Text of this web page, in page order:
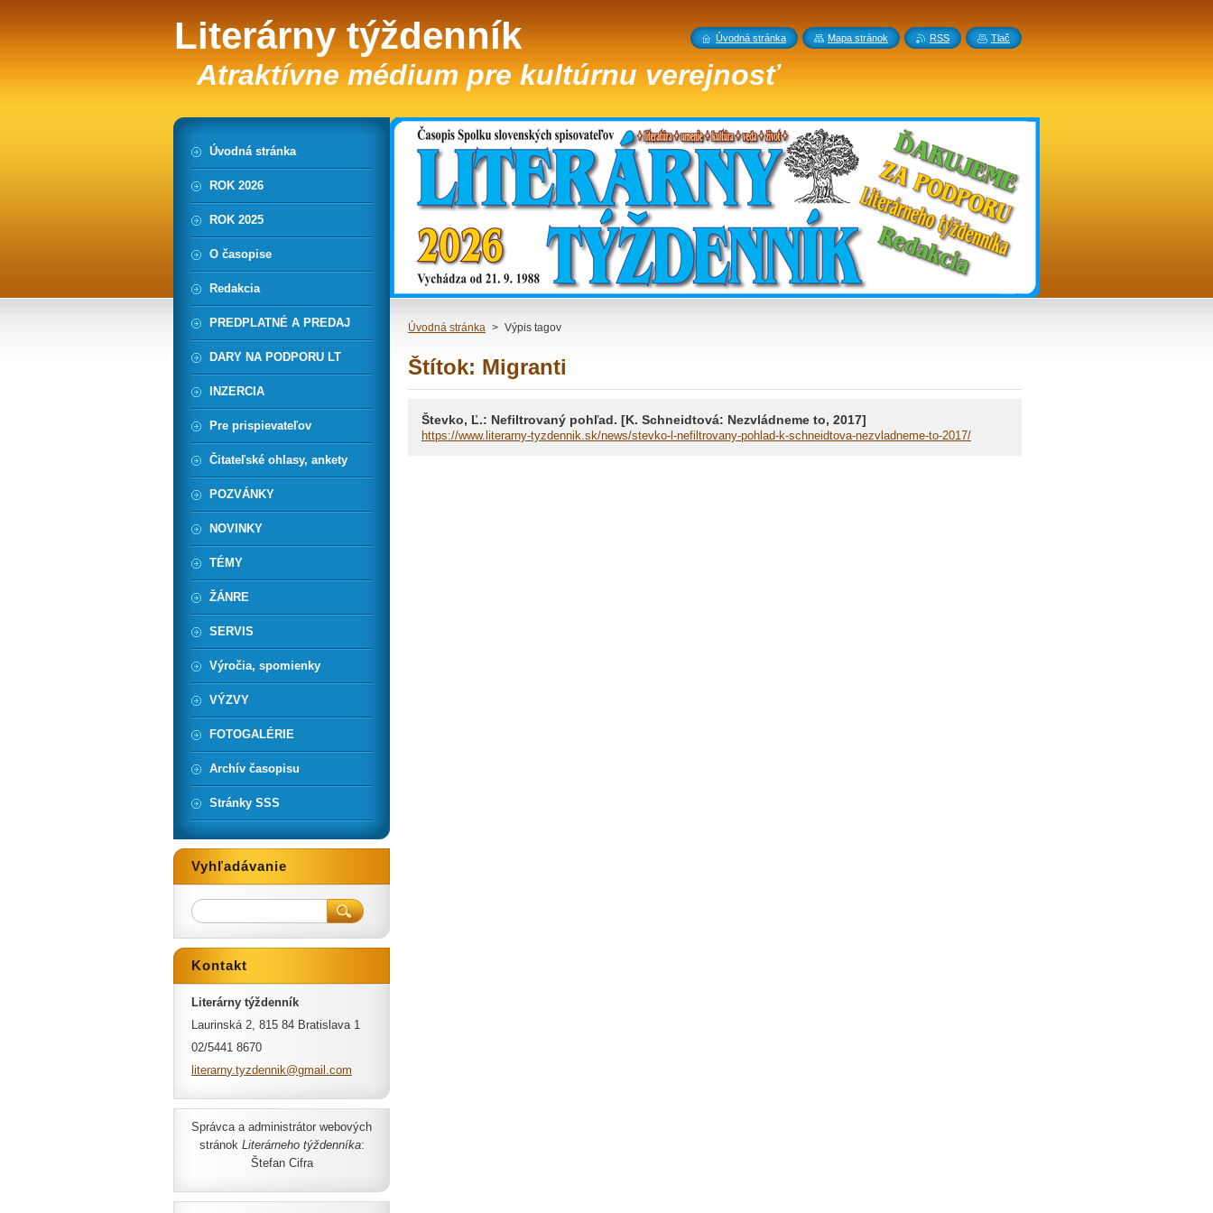
Literárny týždenník
Atraktívne médium pre kultúrnu verejnosť
Úvodná stránka > Výpis tagov
Štítok: Migranti
Števko, Ľ.: Nefiltrovaný pohľad. [K. Schneidtová: Nezvládneme to, 2017]
https://www.literarny-tyzdennik.sk/news/stevko-l-nefiltrovany-pohlad-k-schneidtova-nezvladneme-to-2017/
Úvodná stránka
ROK 2026
ROK 2025
O časopise
Redakcia
PREDPLATNÉ A PREDAJ
DARY NA PODPORU LT
INZERCIA
Pre prispievateľov
Čitateľské ohlasy, ankety
POZVÁNKY
NOVINKY
TÉMY
ŽÁNRE
SERVIS
Výročia, spomienky
VÝZVY
FOTOGALÉRIE
Archív časopisu
Stránky SSS
Vyhľadávanie
Kontakt
Literárny týždenník
Laurinská 2, 815 84 Bratislava 1
02/5441 8670
literarny.tyzdennik@gmai l.com
Správca a administrátor webových
stránok Literárneho týždenníka:
Štefan Cifra
Úvodná stránka Mapa stránok RSS Tlač